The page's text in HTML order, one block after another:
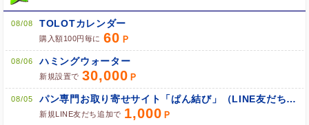
広告を利用
08/08 TOLOTカレンダー
購入額100円毎に 60
08/06 ハミングウォーター
新規設置で 30,000
08/05 パン専門お取り寄せサイト「ぱん結び」（LINE友だち追加）
新規LINE友だち追加で 1,000